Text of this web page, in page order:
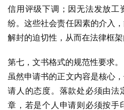
信用评级下调；因无法发放工
纷。这些社会责任因素的介入
解封的迫切性，从而在法律框架
第七，文书格式的规范性要求。
虽然申请书的正文内容是核心
请人的态度。落款处必须由法
章，若是个人申请则必须按手